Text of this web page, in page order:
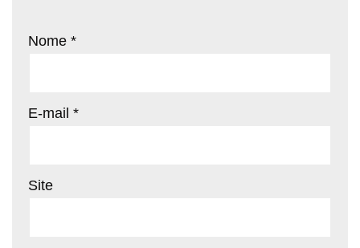
Nome *
E-mail *
Site